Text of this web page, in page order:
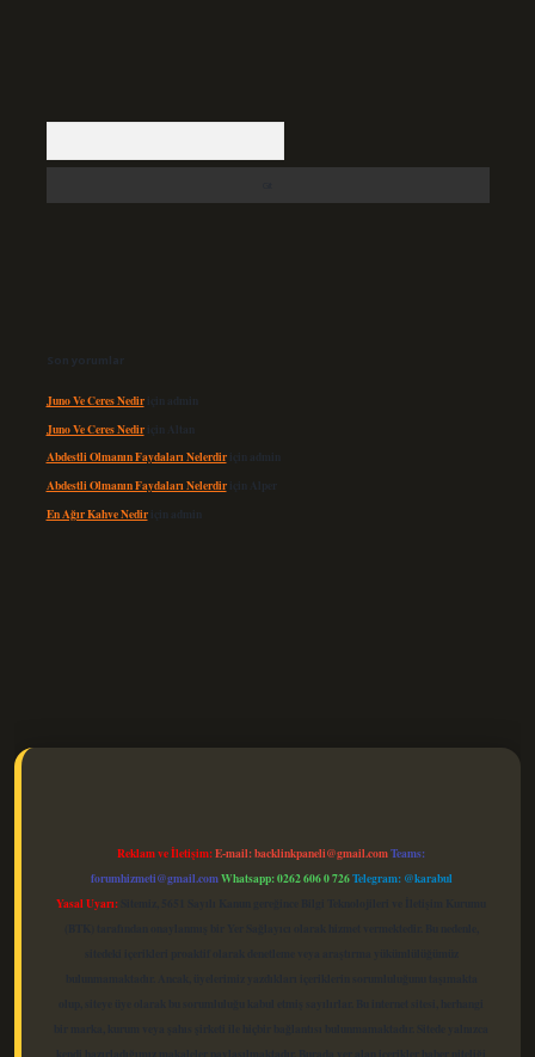
Son yorumlar
Juno Ve Ceres Nediriçin admin
Juno Ve Ceres Nediriçin Altan
Abdestli Olmanın Faydaları Nelerdiriçin admin
Abdestli Olmanın Faydaları Nelerdiriçin Alper
En Ağır Kahve Nediriçin admin
Reklam ve İletişim:E-mail:backlinkpaneli@gmail.comTeams:
forumhizmeti@gmail.comWhatsapp: 0262 606 0 726Telegram: @karabul
Yasal Uyarı: